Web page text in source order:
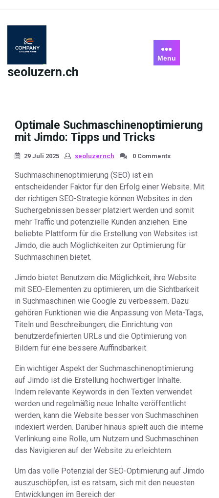
content
seoluzern.ch
Menu
Optimale Suchmaschinenoptimierung
mit Jimdo: Tipps und Tricks
29 Juli 2025 seoluzernch 0 Comments
Suchmaschinenoptimierung (SEO) ist ein
entscheidender Faktor für den Erfolg einer Website. Mit
der richtigen SEO-Strategie können Websites in den
Suchergebnissen besser platziert werden und somit
mehr Traffic und potenzielle Kunden anziehen. Eine
beliebte Plattform für die Erstellung von Websites ist
Jimdo, die auch Möglichkeiten zur Optimierung für
Suchmaschinen bietet.
Jimdo bietet Benutzern die Möglichkeit, ihre Website
mit SEO-Elementen zu optimieren, um die Sichtbarkeit
in Suchmaschinen wie Google zu verbessern. Dazu
gehören Funktionen wie die Anpassung von Meta-Tags,
Titeln und Beschreibungen, die Einrichtung von
benutzerdefinierten URLs und die Optimierung von
Bildern für eine bessere Auffindbarkeit.
Ein wichtiger Aspekt der Suchmaschinenoptimierung
auf Jimdo ist die Erstellung hochwertiger Inhalte.
Indem relevante Keywords in den Texten verwendet
werden und regelmäßig neue Inhalte veröffentlicht
werden, kann die Website besser von Suchmaschinen
indexiert werden. Darüber hinaus spielt auch die interne
Verlinkung eine Rolle, um Nutzern und Suchmaschinen
das Navigieren auf der Website zu erleichtern.
Um das volle Potenzial der SEO-Optimierung auf Jimdo
auszuschöpfen, ist es ratsam, sich mit den neuesten
Entwicklungen im Bereich der